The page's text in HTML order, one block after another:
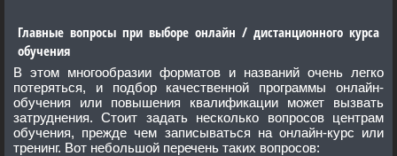
Главные вопросы при выборе онлайн / дистанционного курса
обучения
В этом многообразии форматов и названий очень легко
потеряться, и подбор качественной программы онлайн-
обучения или повышения квалификации может вызвать
затруднения. Стоит задать несколько вопросов центрам
обучения, прежде чем записываться на онлайн-курс или
тренинг. Вот небольшой перечень таких вопросов: